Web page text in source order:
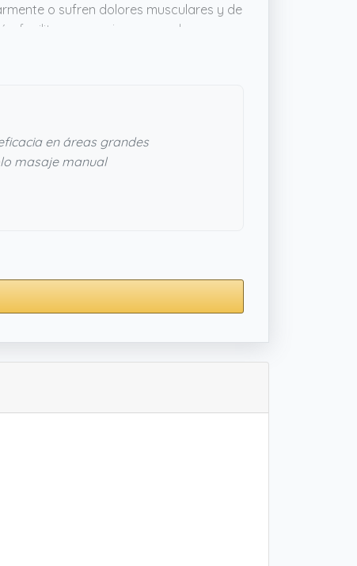
o sufren dolores musculares y de
facilita un masaje que ayuda a
aliado para mantener el cuerpo activo y
en áreas grandes
masaje manual